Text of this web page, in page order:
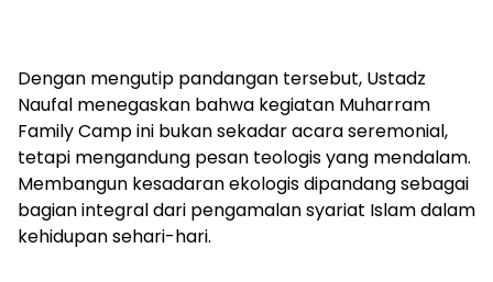
Dengan mengutip pandangan tersebut, Ustadz
Naufal menegaskan bahwa kegiatan Muharram
Family Camp ini bukan sekadar acara seremonial,
tetapi mengandung pesan teologis yang mendalam.
Membangun kesadaran ekologis dipandang sebagai
bagian integral dari pengamalan syariat Islam dalam
kehidupan sehari-hari.